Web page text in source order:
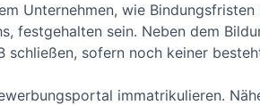
Unternehmen, wie Bindungsfristen
festgehalten sein. Neben dem
schließen, sofern noch keiner
immatrikulieren.